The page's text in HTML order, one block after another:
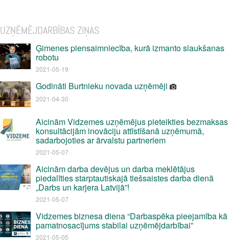
UZŅĒMĒJDARBĪBAS ZIŅAS
Ģimenes piensaimniecība, kurā izmanto slaukšanas
robotu
2021-05-19
Godināti Burtnieku novada uzņēmēji
2021-04-30
Aicinām Vidzemes uzņēmējus pieteikties bezmaksas
konsultācijām inovāciju attīstīšanā uzņēmumā,
sadarbojoties ar ārvalstu partneriem
2021-05-07
Aicinām darba devējus un darba meklētājus
piedalīties starptautiskajā tiešsaistes darba dienā
„Darbs un karjera Latvijā”!
2021-05-07
Vidzemes biznesa diena “Darbaspēka pieejamība kā
pamatnosacījums stabilai uzņēmējdarbībai”
2021-05-05